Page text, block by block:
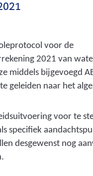
voor de
2021 van
middels bijgevoegd
geleiden naar het
voor te
specifiek
desgewenst nog